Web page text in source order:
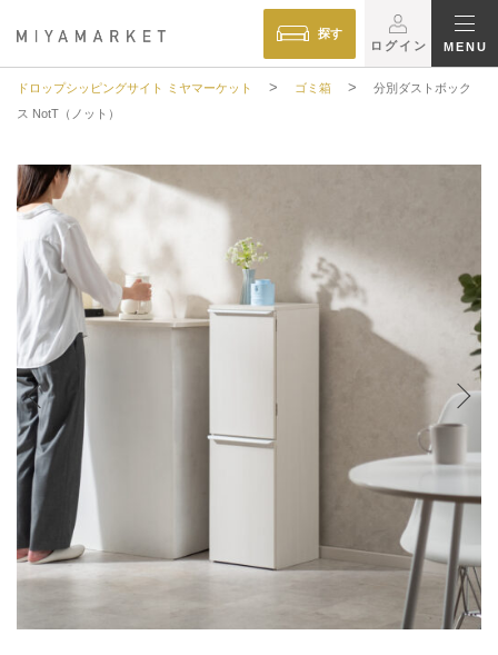
探す
ログイン
MENU
ドロップシッピングサイト ミヤマーケット > ゴミ箱 >
分別ダストボック
ス NotT（ノット）